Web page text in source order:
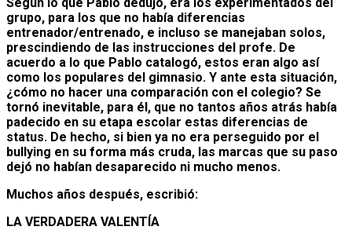
Según lo que Pablo dedujo, era los experimentados del
grupo, para los que no había diferencias
entrenador/entrenado, e incluso se manejaban solos,
prescindiendo de las instrucciones del profe. De
acuerdo a lo que Pablo catalogó, estos eran algo así
como los populares del gimnasio. Y ante esta situación,
¿cómo no hacer una comparación con el colegio? Se
tornó inevitable, para él, que no tantos años atrás había
padecido en su etapa escolar estas diferencias de
status. De hecho, si bien ya no era perseguido por el
bullying en su forma más cruda, las marcas que su paso
dejó no habían desaparecido ni mucho menos.
Muchos años después, escribió:
LA VERDADERA VALENTÍA